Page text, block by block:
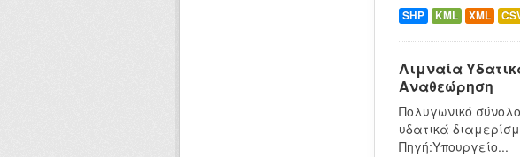
SHP KML XML
Λιμναία
Αναθεώρηση
Πολυγωνικό
υδατικά
Πηγή:Υπουργείο...